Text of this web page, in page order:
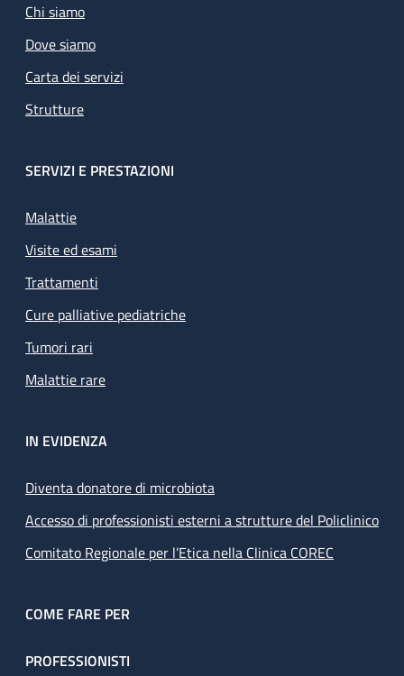
Chi siamo
Dove siamo
Carta dei servizi
Strutture
SERVIZI E PRESTAZIONI
Malattie
Visite ed esami
Trattamenti
Cure palliative pediatriche
Tumori rari
Malattie rare
IN EVIDENZA
Diventa donatore di microbiota
Accesso di professionisti esterni a strutture del Policlinico
Comitato Regionale per l’Etica nella Clinica COREC
COME FARE PER
PROFESSIONISTI